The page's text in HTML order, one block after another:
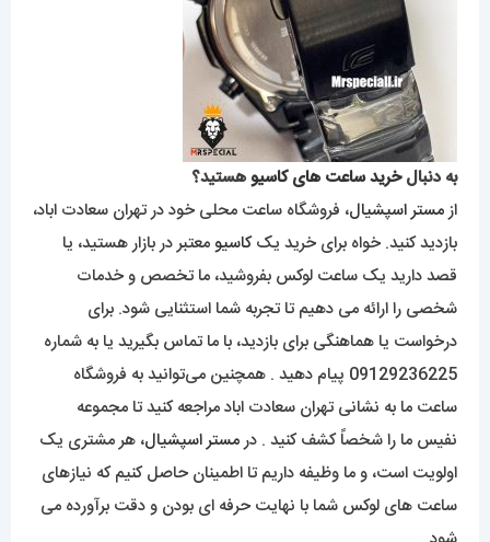
به دنبال خرید ساعت های کاسیوهستید؟
از
مستر اسپشیال
، فروشگاه ساعت محلی خود در تهران سعادت اباد،
بازدید کنید. خواه برای خرید یک
کاسیو معتبر در بازار هستید، یا
قصد دارید یک ساعت لوکس بفروشید، ما تخصص و خدمات
شخصی را ارائه می دهیم تا تجربه شما استثنایی شود. برای
درخواست یا هماهنگی برای بازدید، با ما تماس بگیرید یا به شماره
09129236225 پیام دهید . همچنین می‌توانید به فروشگاه
ساعت ما به نشانی تهران سعادت اباد مراجعه کنید تا مجموعه
نفیس ما را شخصاً کشف کنید . در
مستر اسپشیال
، هر مشتری یک
اولویت است، و ما وظیفه داریم تا اطمینان حاصل کنیم که نیازهای